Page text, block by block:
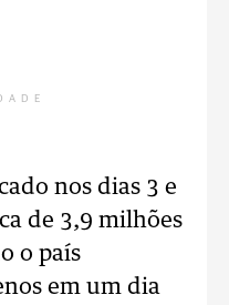
nos dias 3 e
de 3,9 milhões
o país
em um dia